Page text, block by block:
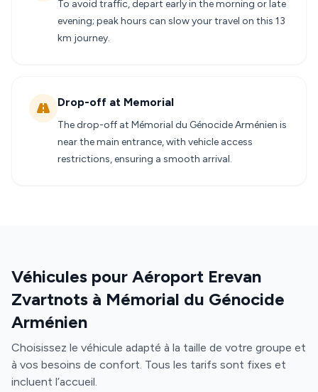
To avoid traffic, depart early in the morning or late
evening; peak hours can slow your travel on this 13
km journey.
Drop-off at Memorial
The drop-off at Mémorial du Génocide Arménien is
near the main entrance, with vehicle access
restrictions, ensuring a smooth arrival.
Véhicules pour Aéroport Erevan
Zvartnots à Mémorial du Génocide
Arménien
Choisissez le véhicule adapté à la taille de votre groupe et
à vos besoins de confort. Tous les tarifs sont fixes et
incluent l’accueil.